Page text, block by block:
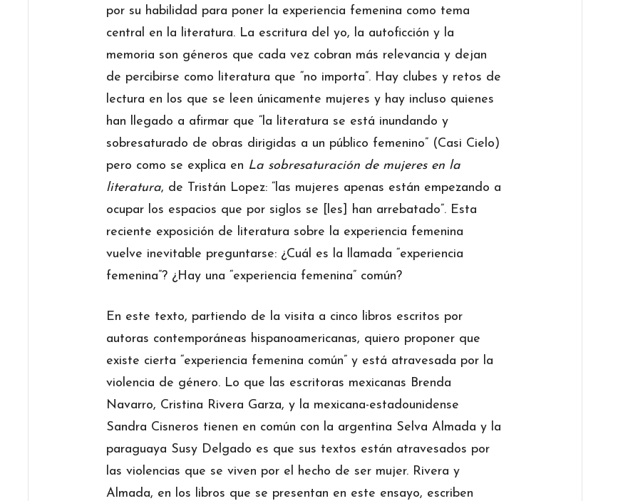
por su habilidad para poner la experiencia femenina como tema
central en la literatura. La escritura del yo, la autoficción y la
memoria son géneros que cada vez cobran más relevancia y dejan
de percibirse como literatura que “no importa”. Hay clubes y retos de
lectura en los que se leen únicamente mujeres y hay incluso quienes
han llegado a afirmar que “la literatura se está inundando y
sobresaturado de obras dirigidas a un público femenino” (Casi Cielo)
pero como se explica en La sobresaturación de mujeres en la
literatura, de Tristán Lopez: “las mujeres apenas están empezando a
ocupar los espacios que por siglos se [les] han arrebatado”. Esta
reciente exposición de literatura sobre la experiencia femenina
vuelve inevitable preguntarse: ¿Cuál es la llamada “experiencia
femenina”? ¿Hay una “experiencia femenina” común?
En este texto, partiendo de la visita a cinco libros escritos por
autoras contemporáneas hispanoamericanas, quiero proponer que
existe cierta “experiencia femenina común” y está atravesada por la
violencia de género. Lo que las escritoras mexicanas Brenda
Navarro, Cristina Rivera Garza, y la mexicana-estadounidense
Sandra Cisneros tienen en común con la argentina Selva Almada y la
paraguaya Susy Delgado es que sus textos están atravesados por
las violencias que se viven por el hecho de ser mujer. Rivera y
Almada, en los libros que se presentan en este ensayo, escriben